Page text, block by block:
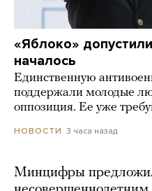
«Яблоко»
началось
Единственную
поддержали молодые
оппозиция. Ее уже
НОВОСТИ 3 часа назад
Минцифры